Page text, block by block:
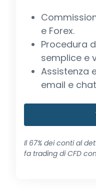
e Forex.
Procedura
semplice e
Assistenza
email e
Il 67% dei conti al
fa trading di CFD